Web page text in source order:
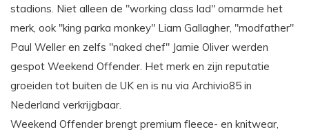
stadions. Niet alleen de "working class lad" omarmde het
merk, ook "king parka monkey" Liam Gallagher, "modfather"
Paul Weller en zelfs "naked chef" Jamie Oliver werden
gespot Weekend Offender. Het merk en zijn reputatie
groeiden tot buiten de UK en is nu via Archivio85 in
Nederland verkrijgbaar.
Weekend Offender brengt premium fleece- en knitwear,